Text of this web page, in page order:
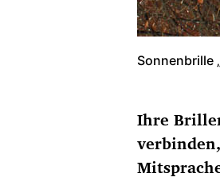
Sonnenbrille
Ihre